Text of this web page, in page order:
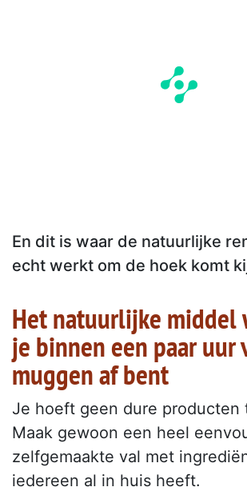
En dit is waar de natuurlijke
echt werkt om de hoek komt
Het natuurlijke middel
je binnen een paar uur
muggen af bent
Je hoeft geen dure producten
Maak gewoon een heel
zelfgemaakte val met
iedereen al in huis heeft.